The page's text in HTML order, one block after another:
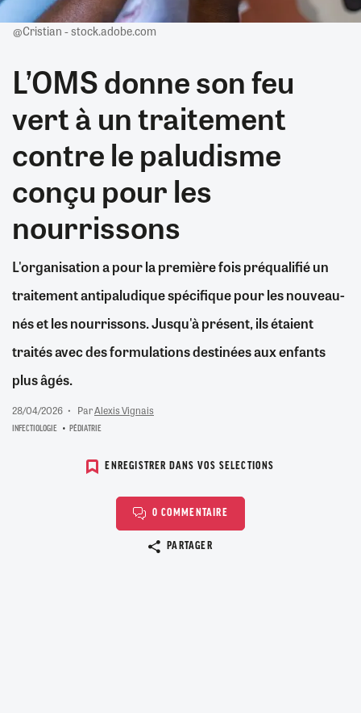
@Cristian - stock.adobe.com
L’OMS donne son feu
vert à un traitement
contre le paludisme
conçu pour les
nourrissons
L'organisation a pour la première fois préqualifié un
traitement antipaludique spécifique pour les nouveau-
nés et les nourrissons. Jusqu'à présent, ils étaient
traités avec des formulations destinées aux enfants
plus âgés.
28/04/2026 ParAlexis Vignais
INFECTIOLOGIE PÉDIATRIE
ENREGISTRER DANS VOS SELECTIONS
0 COMMENTAIRE
PARTAGER